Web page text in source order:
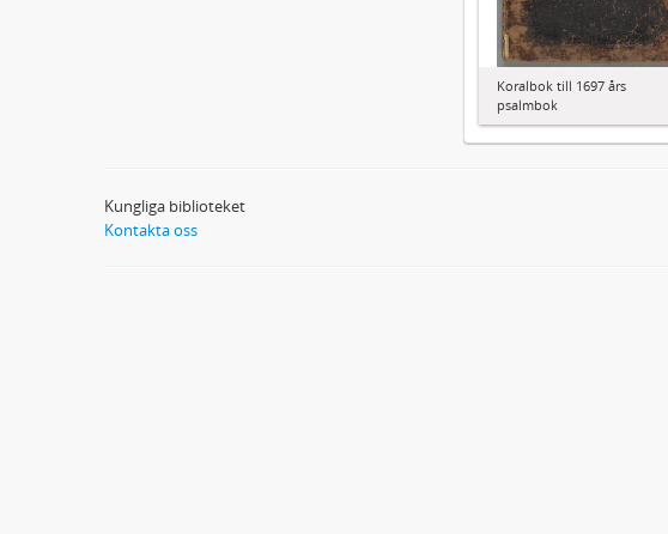
Koralbok till 1697 års
psalmbok
Kungliga biblioteket
Kontakta oss